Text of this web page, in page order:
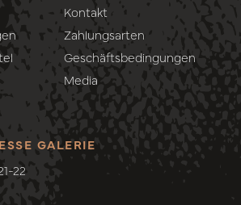
Kontakt
Zahlungsarten
Geschäftsbedingungen
Media
GALERIE
22